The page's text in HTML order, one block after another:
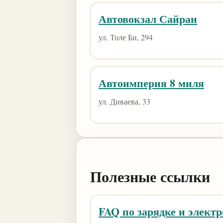
Автовокзал Сайран
ул. Толе Би, 294
Автоимперия 8 миля
ул. Диваева, 33
Полезные ссылки
FAQ по зарядке и